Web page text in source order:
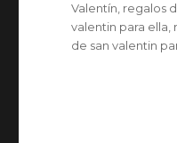
Valentín regalos
valentin para ella
de san valentin